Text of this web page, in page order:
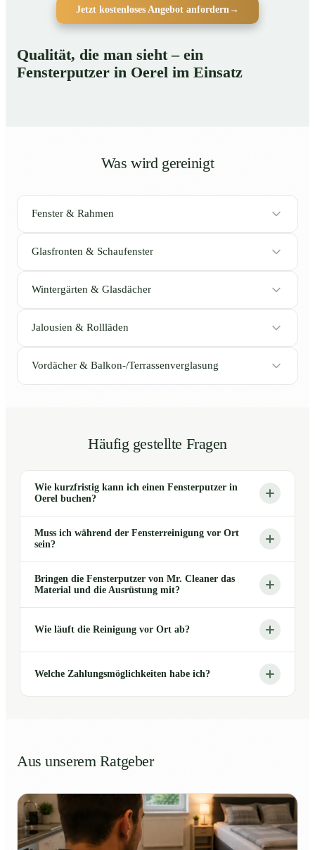
Jetzt kostenloses Angebot anfordern →
Qualität, die man sieht – ein
Fensterputzer in Oerel im Einsatz
Was wird gereinigt
Fenster & Rahmen
Glasfronten & Schaufenster
Wintergärten & Glasdächer
Jalousien & Rollläden
Vordächer & Balkon-/Terrassenverglasung
Häufig gestellte Fragen
Wie kurzfristig kann ich einen Fensterputzer in
Oerel buchen?
Muss ich während der Fensterreinigung vor Ort
sein?
Bringen die Fensterputzer von Mr. Cleaner das
Material und die Ausrüstung mit?
Wie läuft die Reinigung vor Ort ab?
Welche Zahlungsmöglichkeiten habe ich?
Aus unserem Ratgeber